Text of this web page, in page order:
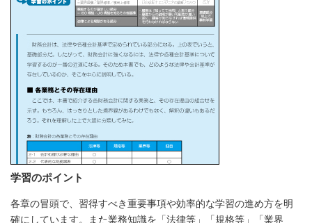
学習のポイント
各章の冒頭で、習得すべき重要事項や効率的な学習の進め方を明
確にしています。また業務知識を「法律等」「規格等」「業界